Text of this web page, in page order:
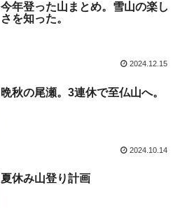
今年登った山まとめ。雪山の楽し
さを知った。
2024.12.15
晩秋の尾瀬。3連休で至仏山へ。
2024.10.14
夏休み山登り計画